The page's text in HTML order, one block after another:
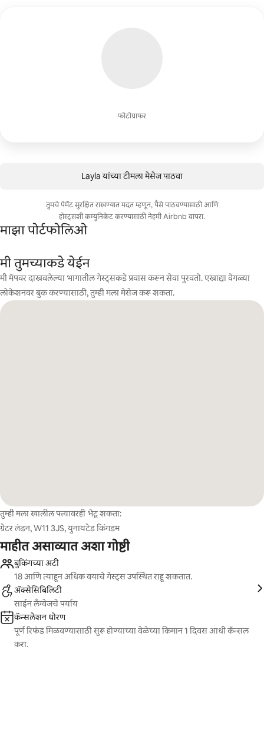
फोटोग्राफर
Layla यांच्या टीमला मेसेज पाठवा
तुमचे पेमेंट सुरक्षित राखण्यात मदत म्हणून, पैसे पाठवण्यासाठी आणि
होस्ट्सशी कम्युनिकेट करण्यासाठी नेहमी Airbnb वापरा.
माझा पोर्टफोलिओ
मी तुमच्याकडे येईन
मी मॅपवर दाखवलेल्या भागातील गेस्ट्सकडे प्रवास करून सेवा पुरवतो. एखाद्या वेगळ्या
लोकेशनवर बुक करण्यासाठी, तुम्ही मला मेसेज करू शकता.
तुम्ही मला खालील पत्त्यावरही भेटू शकता:
ग्रेटर लंडन, W11 3JS, युनायटेड किंगडम
माहीत असाव्यात अशा गोष्टी
बुकिंगच्या अटी
18 आणि त्याहून अधिक वयाचे गेस्ट्स उपस्थित राहू शकतात.
ॲक्सेसिबिलिटी
साईन लँग्वेजचे पर्याय
कॅन्सलेशन धोरण
पूर्ण रिफंड मिळवण्यासाठी सुरू होण्याच्या वेळेच्या किमान 1 दिवस आधी कॅन्सल
करा.